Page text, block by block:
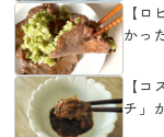
【
かっ
【
チ」